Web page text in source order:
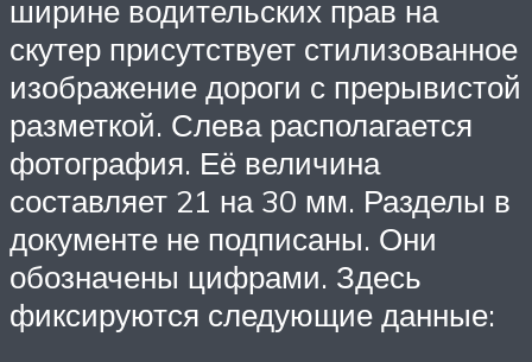
ширине водительских прав на
скутер присутствует стилизованное
изображение дороги с прерывистой
разметкой. Слева располагается
фотография. Её величина
составляет 21 на 30 мм. Разделы в
документе не подписаны. Они
обозначены цифрами. Здесь
фиксируются следующие данные: